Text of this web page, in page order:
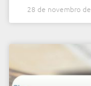
28 de novembro